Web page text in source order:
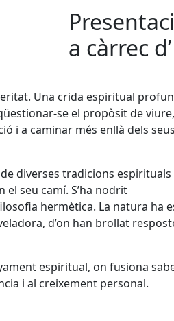
a càrrec
Una crida espiritual
se el propòsit de viure,
i a caminar més enllà dels seus
diverses tradicions
seu camí. S’ha nodrit
hermètica. La natura ha
d’on han brollat
espiritual, on fusiona
i al creixement personal.